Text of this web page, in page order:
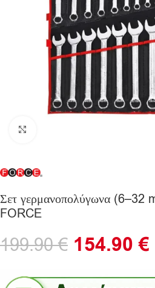
Σετ γερμανοπολύγωνα (6–32
FORCE
199.90€ 154.90€